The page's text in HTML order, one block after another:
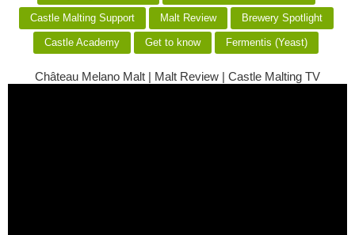
Castle Malting Support Malt Review Brewery Spotlight
Castle Academy Get to know Fermentis (Yeast)
Château Melano Malt | Malt Review | Castle Malting TV